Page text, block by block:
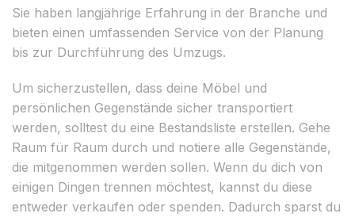
Sie haben langjährige Erfahrung in der Branche und
bieten einen umfassenden Service von der Planung
bis zur Durchführung des Umzugs.
Um sicherzustellen, dass deine Möbel und
persönlichen Gegenstände sicher transportiert
werden, solltest du eine Bestandsliste erstellen. Gehe
Raum für Raum durch und notiere alle Gegenstände,
die mitgenommen werden sollen. Wenn du dich von
einigen Dingen trennen möchtest, kannst du diese
entweder verkaufen oder spenden. Dadurch sparst du